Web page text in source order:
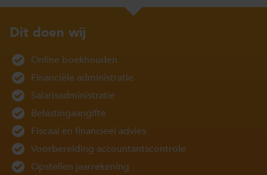
Dit doen wij
Online boekhouden
Financiële administratie
Salarisadministratie
Belastingaangifte
Fiscaal en financieel advies
Voorbereiding accountantscontrole
Opstellen jaarrekening